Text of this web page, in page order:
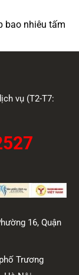
bao nhiêu tấm
vụ (T2-T7:
16, Quận
Trương